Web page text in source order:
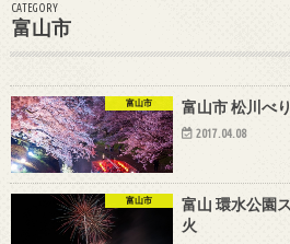
CATEGORY
富山市
富山市 富山市 松川べ
2017.04.08
富山市
富山 環水公園
火